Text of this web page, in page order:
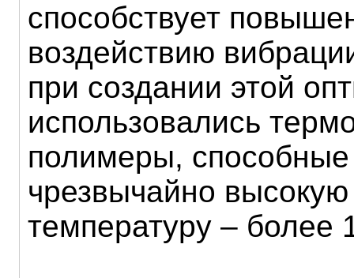
способствует
воздействию
при создании этой
использовались
полимеры,
чрезвычайно
температуру – более